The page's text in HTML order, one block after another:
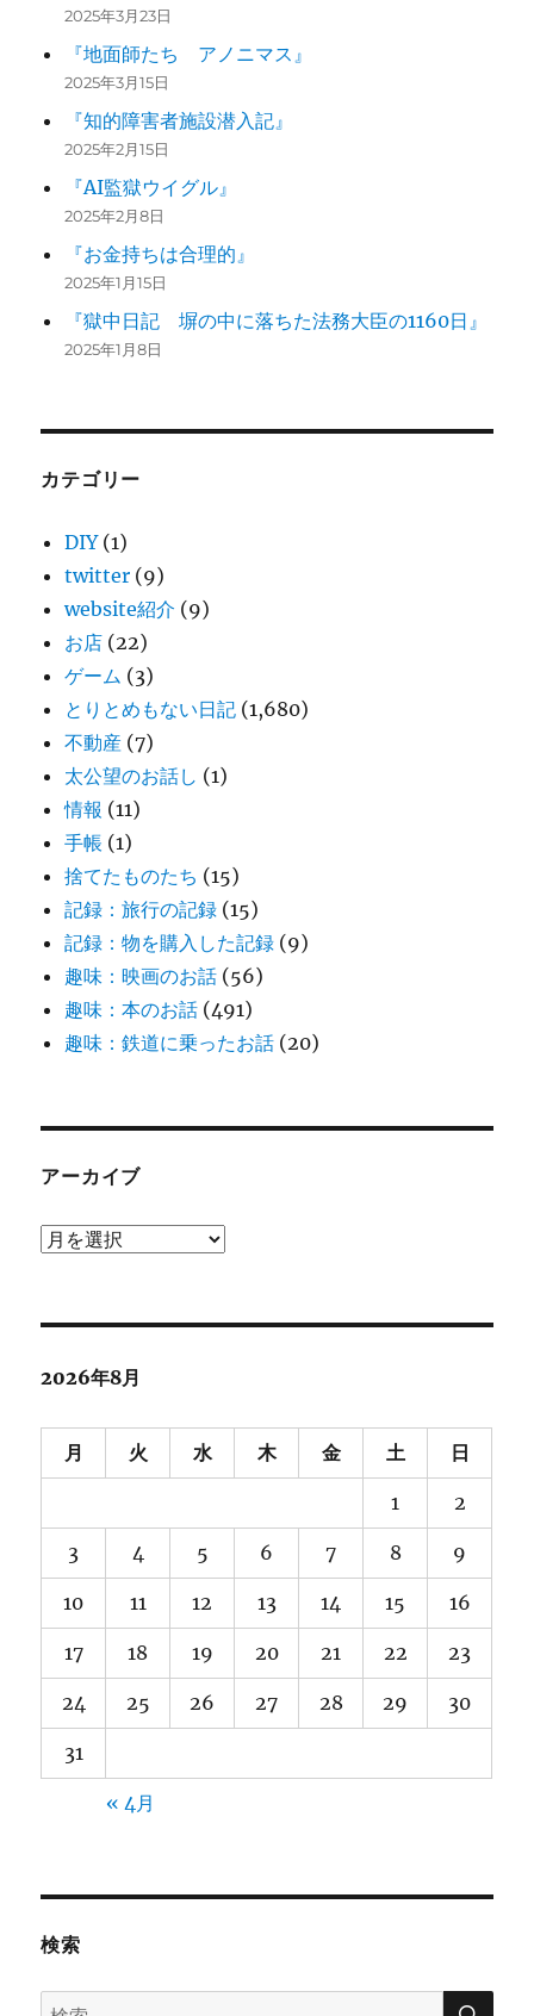
2025年3月23日
『地面師たち アノニマス』
2025年3月15日
『知的障害者施設潜入記』
2025年2月15日
『AI監獄ウイグル』
2025年2月8日
『お金持ちは合理的』
2025年1月15日
『獄中日記 塀の中に落ちた法務大臣の1160日』
2025年1月8日
カテゴリー
DIY(1)
twitter (9)
website紹介 (9)
お店 (22)
ゲーム (3)
とりとめもない日記 (1,680)
不動産 (7)
太公望のお話し (1)
情報 (11)
手帳 (1)
捨てたものたち (15)
記録：旅行の記録 (15)
記録：物を購入した記録 (9)
趣味：映画のお話 (56)
趣味：本のお話 (491)
趣味：鉄道に乗ったお話 (20)
アーカイブ
ア
ブ
2026年8月
月 火 水 木 金 土 日
1 2
3 4 5 6 7 8 9
10 11 12 13 14 15 16
17 18 19 20 21 22 23
24 25 26 27 28 29 30
31
« 4月
検索
検
検